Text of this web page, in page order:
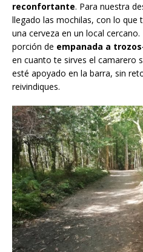
reconfortante. Para nuestra
llegado las mochilas, con lo
una cerveza en un local
porción de empanada a
en cuanto te sirves el camarero
esté apoyado en la barra, sin
reivindiques.